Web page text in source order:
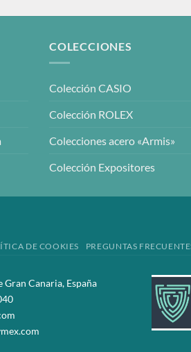
COLECCIONES
Colección CASIO
Colección ROLEX
Colecciones acero «Armis»
Colección Expositores
DE COOKIES PREGUNTAS
Gran Canaria, España